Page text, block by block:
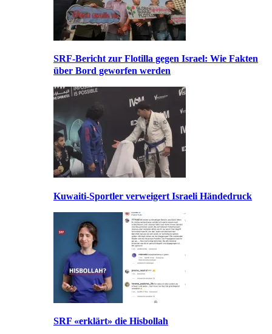
SRF-Bericht zur Flotilla gegen Israel: Wie Fakten
über Bord geworfen werden
Kuwaiti-Sportler verweigert Israeli Händedruck
SRF «erklärt» die Hisbollah